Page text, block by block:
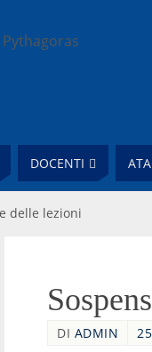
DOCENTI ATA
delle lezioni
DI ADMIN